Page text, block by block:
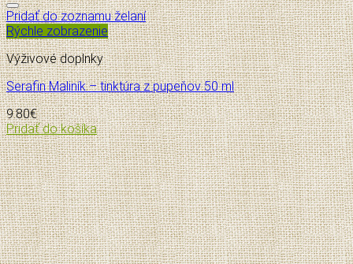
Pridať do zoznamu želaní
Rýchle zobrazenie
Výživové doplnky
Serafin Maliník – tinktúra z pupeňov 50 ml
9.80€
Pridať do košíka